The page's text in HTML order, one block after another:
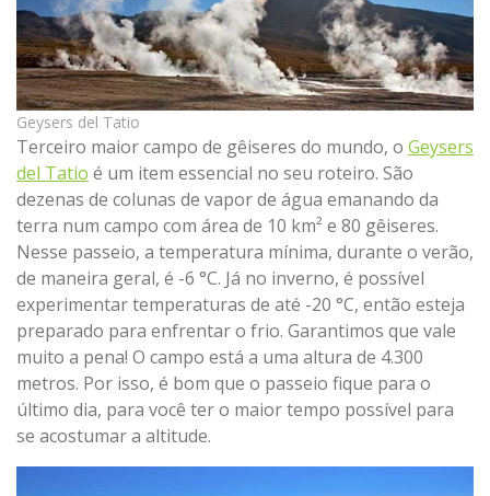
Geysers del Tatio
Terceiro maior campo de gêiseres do mundo, o Geysers
del Tatio é um item essencial no seu roteiro. São
dezenas de colunas de vapor de água emanando da
terra num campo com área de 10 km² e 80 gêiseres.
Nesse passeio, a temperatura mínima, durante o verão,
de maneira geral, é -6 °C. Já no inverno, é possível
experimentar temperaturas de até -20 °C, então esteja
preparado para enfrentar o frio. Garantimos que vale
muito a pena! O campo está a uma altura de 4.300
metros. Por isso, é bom que o passeio fique para o
último dia, para você ter o maior tempo possível para
se acostumar a altitude.